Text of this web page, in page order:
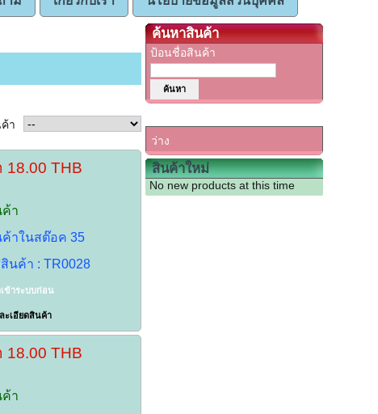
า
18.00 THB
า
าในสต๊อค 35
นค้า : TR0028
ข้าระบบก่อน
ะเอียดสินค้า
18.00 THB
า
ค้นหาสินค้า
ป้อนชื่อสินค้า
ว่าง
สินค้าใหม่
No new products at this time